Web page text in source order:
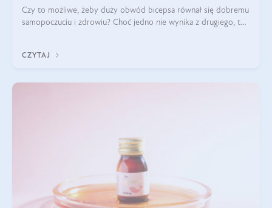
Czy to możliwe, żeby duży obwód bicepsa równał się dobremu
samopoczuciu i zdrowiu? Choć jedno nie wynika z drugiego, to
wyjaśnimy.
CZYTAJ